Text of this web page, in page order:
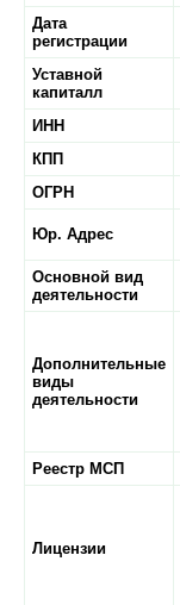
Дата
регистрации
Уставной
капиталл
ИНН
КПП
ОГРН
Юр. Адрес
Основной вид
деятельности
Дополнительные
виды
деятельности
Реестр МСП
Лицензии